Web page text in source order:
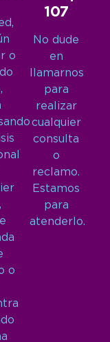
o
o
107
No dude
en
llamarnos
para
realizar
cualquier
consulta
o
reclamo.
Estamos
para
atenderlo.